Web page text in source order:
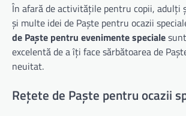
În afară de activitățile pentru copii, adulți
și multe idei de Paște pentru ocazii
de Paște pentru evenimente speciale
excelentă de a îți face sărbătoarea de
neuitat.
Rețete de Paște pentru ocazii